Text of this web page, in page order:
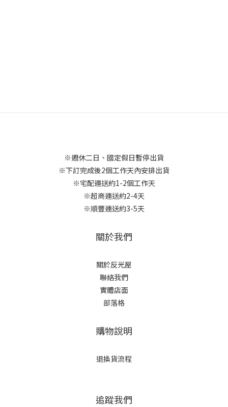
※週休二日、國定假日暫停出貨
※下訂完成後2個工作天內安排出貨
※宅配運送約1-2個工作天
※超商運送約2-4天
※順豐運送約3-5天
關於我們
關於反光屋
聯絡我們
實體店面
部落格
購物說明
退換貨流程
追蹤我們